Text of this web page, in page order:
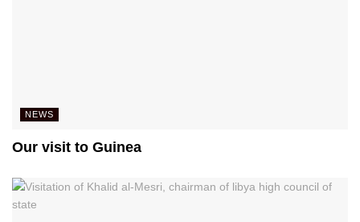
NEWS
Our visit to Guinea